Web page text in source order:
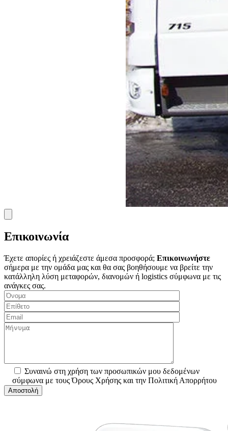
Επικοινωνία
Έχετε απορίες ή χρειάζεστε άμεσα προσφορά; Επικοινωνήστε
σήμερα με την ομάδα μας και θα σας βοηθήσουμε να βρείτε την
κατάλληλη λύση μεταφορών, διανομών ή logistics σύμφωνα με τις
ανάγκες σας.
Συναινώ στη χρήση των προσωπικών μου δεδομένων
σύμφωνα με τους Όρους Χρήσης και την Πολιτική Απορρήτου